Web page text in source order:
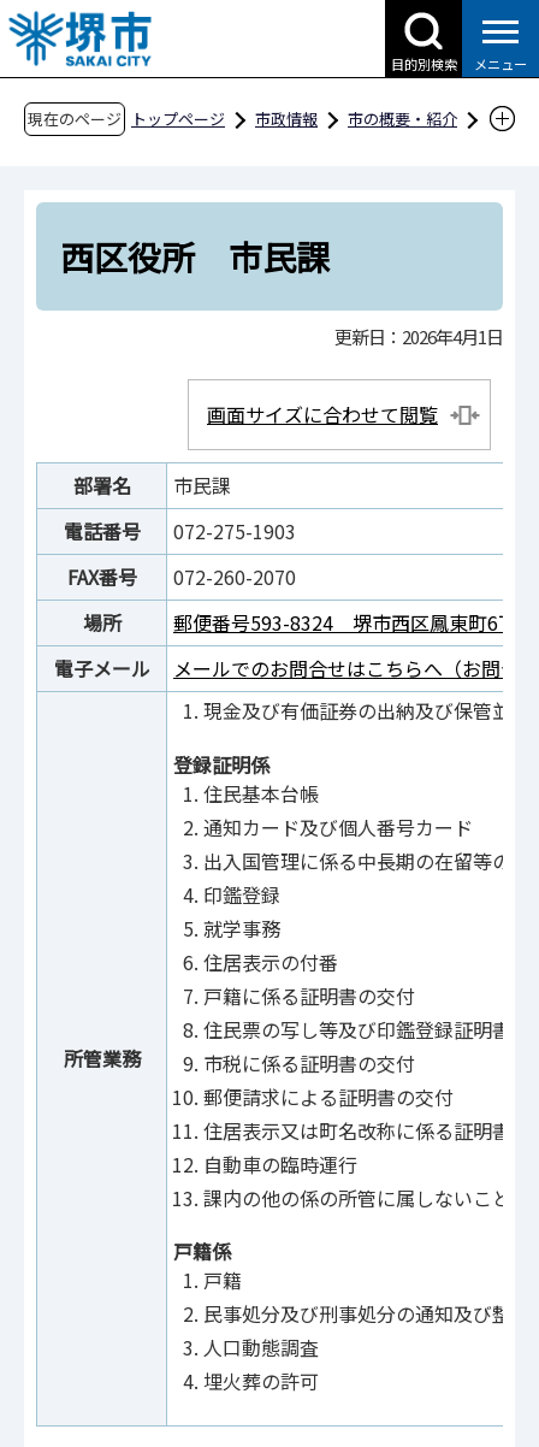
こ
の
ペ
目的別検索 メニュー
現在のページ トップページ 市政情報
市の概要・紹介
西区役所 市民課
西区役所 市民課
更新日：2026年4月1日
画面サイズに合わせて閲覧
部署名
市民課
電話番号
072-275-1903
FAX番号
072-260-2070
場所
郵便番号593-8324 堺市西区鳳東町6丁
電子メール
メールでのお問合せはこちらへ（お問合
所管業務
現金及び有価証券の出納及び保管並
登録証明係
住民基本台帳
通知カード及び個人番号カード
出入国管理に係る中長期の在留等の届
印鑑登録
就学事務
住居表示の付番
戸籍に係る証明書の交付
住民票の写し等及び印鑑登録証明書の
市税に係る証明書の交付
郵便請求による証明書の交付
住居表示又は町名改称に係る証明書の
自動車の臨時運行
課内の他の係の所管に属しないこと
戸籍係
戸籍
民事処分及び刑事処分の通知及び整理
人口動態調査
埋火葬の許可